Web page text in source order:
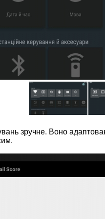
зручне. Воно